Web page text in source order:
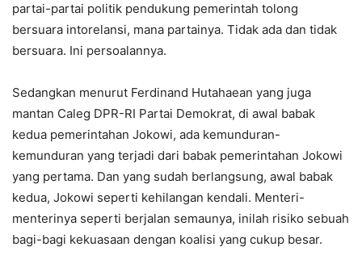
partai-partai politik pendukung pemerintah tolong
bersuara intorelansi, mana partainya. Tidak ada dan tidak
bersuara. Ini persoalannya.
Sedangkan menurut Ferdinand Hutahaean yang juga
mantan Caleg DPR-RI Partai Demokrat, di awal babak
kedua pemerintahan Jokowi, ada kemunduran-
kemunduran yang terjadi dari babak pemerintahan Jokowi
yang pertama. Dan yang sudah berlangsung, awal babak
kedua, Jokowi seperti kehilangan kendali. Menteri-
menterinya seperti berjalan semaunya, inilah risiko sebuah
bagi-bagi kekuasaan dengan koalisi yang cukup besar.